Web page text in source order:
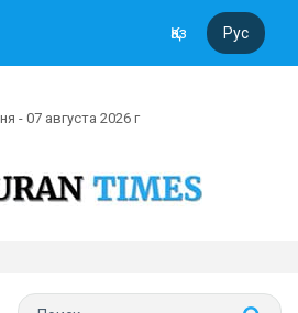
Қаз Рус
- 07 августа 2026 г